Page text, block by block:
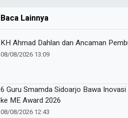
Baca Lainnya
KH Ahmad Dahlan dan Ancaman
08/08/2026 13:09
6 Guru Smamda Sidoarjo Bawa
ke ME Award 2026
08/08/2026 12:43